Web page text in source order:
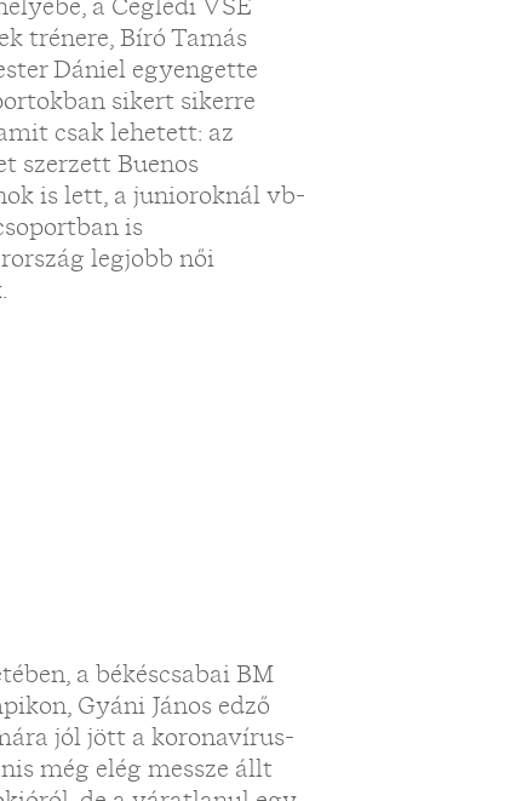
trénere, Bíró Tamás
Dániel egyengette
sikert sikerre
csak lehetett: az
szerzett Buenos
is lett, a junioroknál vb-
is
legjobb női
a békéscsabai BM
Gyáni János edző
jól jött a koronavírus-
még elég messze állt